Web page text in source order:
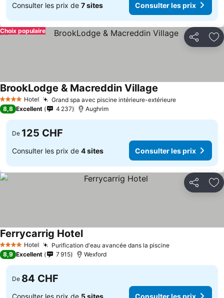
Consulter les prix de 7 sites Consulter les prix
Partager
Choix populaire
4 Étoiles Hotel Grand spa avec piscine intérieure-extérieure
BrookLodge & Macreddin Village
8,8 Excellent 4 237 Aughrim
De 125 CHF
Consulter les prix de 4 sites Consulter les prix
Partager
4 Étoiles Hotel Purification d'eau avancée dans la piscine
Ferrycarrig Hotel
8,9 Excellent 7 915 Wexford
De 84 CHF
Consulter les prix de 5 sites Consulter les prix